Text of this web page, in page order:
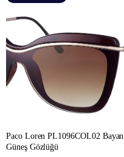
Paco Loren PL1096COL02 Bayan
Güneş Gözlüğü